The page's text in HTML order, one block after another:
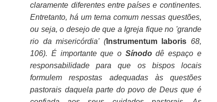
claramente diferentes entre países e continentes.
Entretanto, há um tema comum nessas questões,
ou seja, o desejo de que a Igreja fique no 'grande
rio da misericórdia' (Instrumentum laboris 68,
106). É importante que o Sínododê espaço e
responsabilidade para que os bispos locais
formulem respostas adequadas às questões
pastorais daquela parte do povo de Deus que é